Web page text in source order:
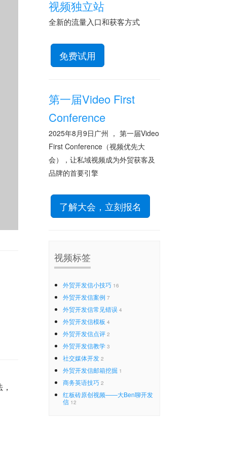
视频独立站
全新的流量入口和获客方式
免费试用
第一届Video First
Conference
2025年8月9日广州 ， 第一届Video
First Conference（视频优先大
会），让私域视频成为外贸获客及
品牌的首要引擎
了解大会，立刻报名
视频标签
外贸开发信小技巧 16
外贸开发信案例 7
外贸开发信常见错误 4
外贸开发信模板 4
外贸开发信点评 2
外贸开发信教学 3
社交媒体开发 2
外贸开发信邮箱挖掘 1
商务英语技巧 2
红板砖原创视频——大Ben聊开发
信 12